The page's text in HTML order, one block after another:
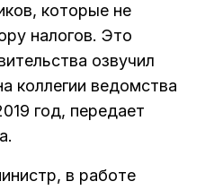
которые не
налогов. Это
озвучил
коллегии ведомства
год, передает
в работе